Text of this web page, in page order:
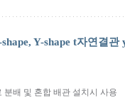
Y-shape t자연결
분배 및 혼합 배관 설치시 사용